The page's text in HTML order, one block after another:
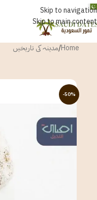
Skip to navigation
Skip to main content
اردو
Home
/مدینہ کی تاریخیں
-50%